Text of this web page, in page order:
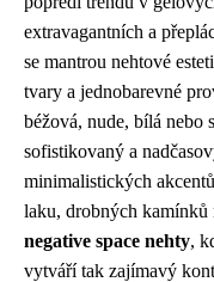
extravagantních a
se mantrou nehtové
tvary a jednobarevné
béžová, nude, bílá nebo
sofistikovaný a
minimalistických
laku, drobných kamínků
negative space nehty,
vytváří tak zajímavý